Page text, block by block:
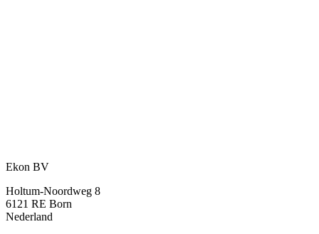
Ekon BV
Holtum-Noordweg 8
6121 RE Born
Nederland